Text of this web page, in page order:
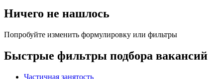
Ничего не нашлось
Попробуйте изменить формулировку или фильтры
Быстрые фильтры подбора вакансий
Частичная занятость